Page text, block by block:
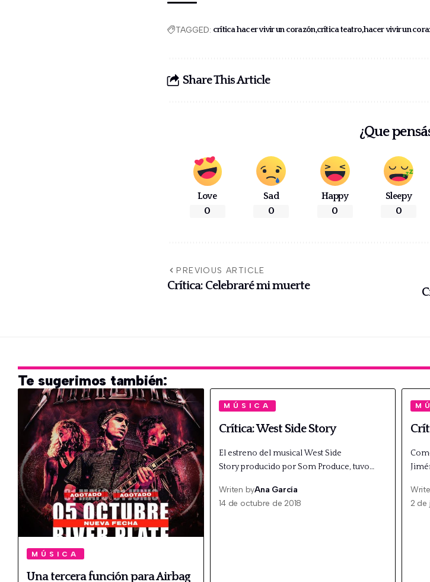
TAGGED: crítica hacer vivir un corazóncrítica teatrohacer vivir un
Share This Article
¿Que
Love
0
Sad
0
Happy
0
Sleepy
0
PREVIOUS ARTICLE
Crítica: Celebraré mi muerte
Te sugerimos también:
MÚSICA
Una tercera función para Airbag
MÚSICA
Crítica: West Side Story
El estreno del musical West Side
Story producido por Som Produce, tuvo…
Writen byAna García
14 de octubre de 2018
2 de